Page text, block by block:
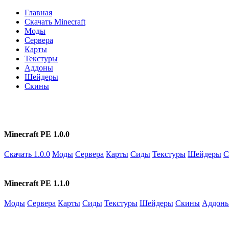
Главная
Скачать Minecraft
Моды
Сервера
Карты
Текстуры
Аддоны
Шейдеры
Скины
Minecraft PE 1.0.0
Скачать 1.0.0 Моды Сервера Карты Сиды Текстуры Шейдеры
Minecraft PE 1.1.0
Моды Сервера Карты Сиды Текстуры Шейдеры Скины